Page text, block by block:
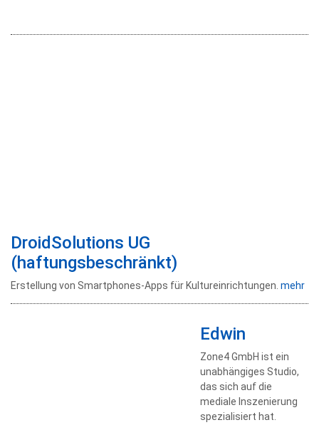
DroidSolutions UG
(haftungsbeschränkt)
Erstellung von Smartphones-Apps für Kultureinrichtungen. mehr
Edwin
Zone4 GmbH ist ein
unabhängiges Studio,
das sich auf die
mediale Inszenierung
spezialisiert hat.